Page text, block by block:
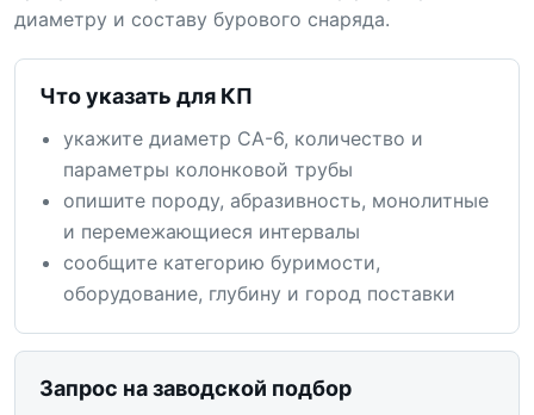
диаметру и составу бурового снаряда.
Что указать для КП
укажите диаметр СА-6, количество и
параметры колонковой трубы
опишите породу, абразивность, монолитные
и перемежающиеся интервалы
сообщите категорию буримости,
оборудование, глубину и город поставки
Запрос на заводской подбор